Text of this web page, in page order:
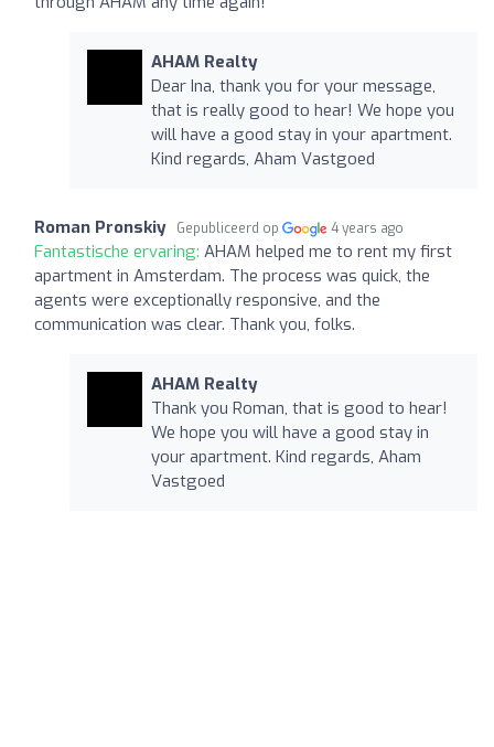
AHAM Realty
Dear Ina, thank you for your message,
that is really good to hear! We hope you
will have a good stay in your apartment.
Kind regards, Aham Vastgoed
Roman Pronskiy Gepubliceerd op 4 years ago
Fantastische ervaring: AHAM helped me to rent my first
apartment in Amsterdam. The process was quick, the
agents were exceptionally responsive, and the
communication was clear. Thank you, folks.
AHAM Realty
Thank you Roman, that is good to hear!
We hope you will have a good stay in
your apartment. Kind regards, Aham
Vastgoed